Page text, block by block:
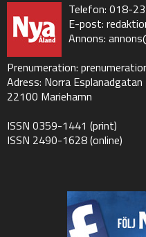
Telefon: 018-
E-post:
Annons:
Prenumeration:
Adress: Norra Esplanadgatan
22100 Mariehamn
ISSN 0359-1441 (print)
ISSN 2490-1628 (online)